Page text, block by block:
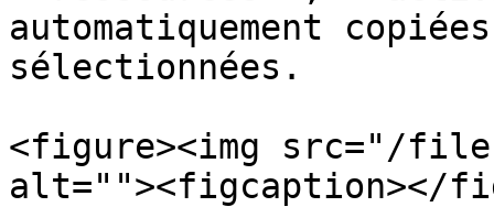
automatiquement
sélectionnées.
<figure><img src="/
alt=""><figcaption></